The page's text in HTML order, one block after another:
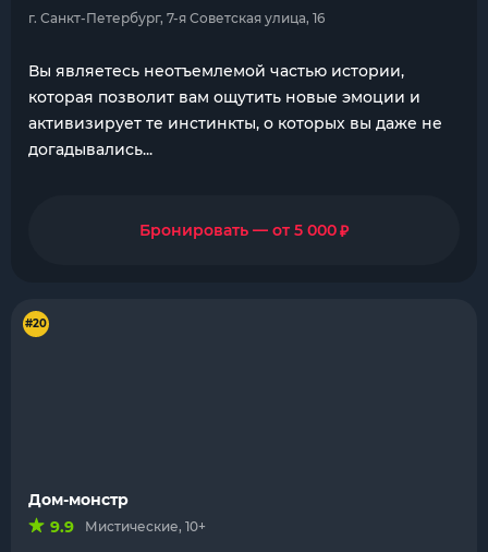
г. Санкт-Петербург, 7-я Советская улица, 16
Вы являетесь неотъемлемой частью истории,
которая позволит вам ощутить новые эмоции и
активизирует те инстинкты, о которых вы даже не
догадывались...
Бронировать — от 5 000₽
#20
Дом-монстр
9.9
Мистические, 10+